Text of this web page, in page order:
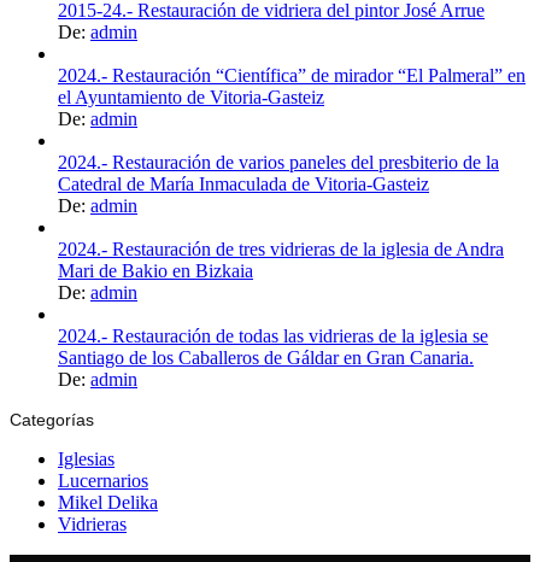
2015-24.- Restauración de vidriera del pintor José Arrue
De: admin
2024.- Restauración “Científica” de mirador “El Palmeral” en
el Ayuntamiento de Vitoria-Gasteiz
De: admin
2024.- Restauración de varios paneles del presbiterio de la
Catedral de María Inmaculada de Vitoria-Gasteiz
De: admin
2024.- Restauración de tres vidrieras de la iglesia de Andra
Mari de Bakio en Bizkaia
De: admin
2024.- Restauración de todas las vidrieras de la iglesia se
Santiago de los Caballeros de Gáldar en Gran Canaria.
De: admin
Categorías
Iglesias
Lucernarios
Mikel Delika
Vidrieras